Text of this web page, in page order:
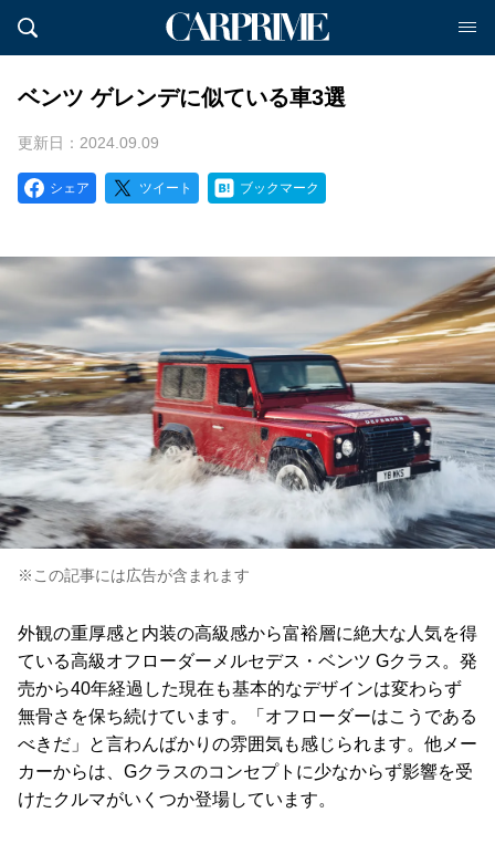
ベンツ ゲレンデに似ている車3選
更新日：2024.09.09
シェア ツイート ブックマーク
※この記事には広告が含まれます
外観の重厚感と内装の高級感から富裕層に絶大な人気を得
ている高級オフローダーメルセデス・ベンツ Gクラス。発
売から40年経過した現在も基本的なデザインは変わらず
無骨さを保ち続けています。「オフローダーはこうである
べきだ」と言わんばかりの雰囲気も感じられます。他メー
カーからは、Gクラスのコンセプトに少なからず影響を受
けたクルマがいくつか登場しています。